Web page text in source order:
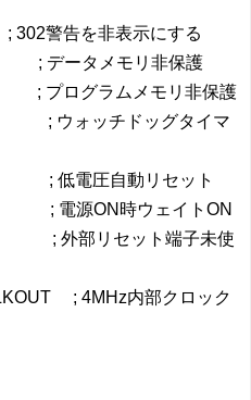
警告を非表示にする
ータメモリ非保護
グラムメモリ非保護
ォッチドッグタイマ
電圧自動リセット
源ON時ウェイトON
外部リセット端子未使
; 4MHz内部クロック